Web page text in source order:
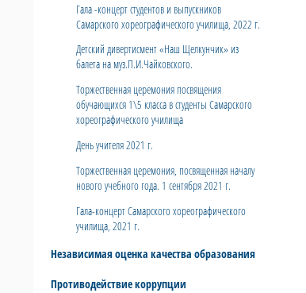
Гала -концерт студентов и выпускников
Самарского хореографического училища, 2022 г.
Детский дивертисмент «Наш Щелкунчик» из
балета на муз.П.И.Чайковского.
Торжественная церемония посвящения
обучающихся 1\5 класса в студенты Самарского
хореографического училища
День учителя 2021 г.
Торжественная церемония, посвященная началу
нового учебного года. 1 сентября 2021 г.
Гала-концерт Самарского хореографического
училища, 2021 г.
Независимая оценка качества образования
Противодействие коррупции